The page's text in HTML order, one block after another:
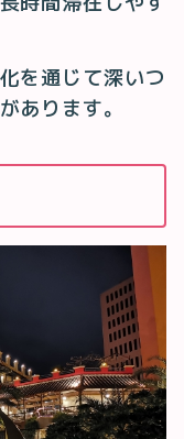
を通じて深いつ
あります。